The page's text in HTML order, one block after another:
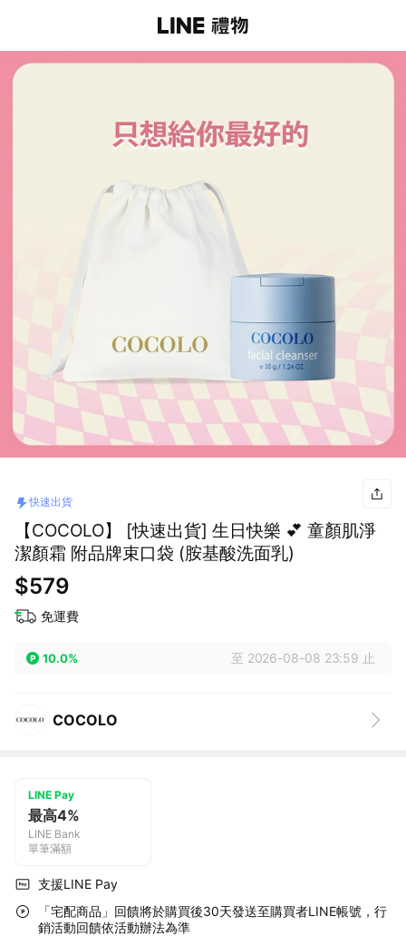
快速出貨
【COCOLO】 [快速出貨] 生日快樂 💕 童顏肌淨
潔顏霜 附品牌束口袋 (胺基酸洗面乳)
$579
免運費
10.0% 至 2026-08-08 23:59 止
COCOLO
LINE Pay
最高4%
LINE Bank
單筆滿額
支援LINE Pay
「宅配商品」回饋將於購買後30天發送至購買者LINE帳號，行
銷活動回饋依活動辦法為準